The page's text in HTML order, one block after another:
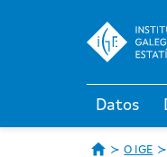
Datos
O IGE